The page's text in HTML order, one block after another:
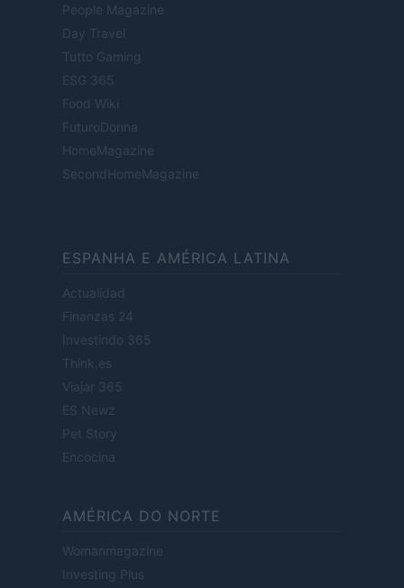
People Magazine
Day Travel
Tutto Gaming
ESG 365
Food Wiki
FuturoDonna
HomeMagazine
SecondHomeMagazine
ESPANHA E AMÉRICA LATINA
Actualidad
Finanzas 24
Investindo 365
Think.es
Viajar 365
ES Newz
Pet Story
Encocina
AMÉRICA DO NORTE
Womanmagazine
Investing Plus